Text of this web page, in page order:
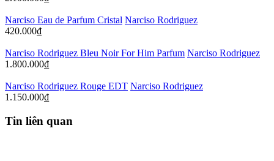
Narciso Eau de Parfum Cristal Narciso Rodriguez
420.000₫
Narciso Rodriguez Bleu Noir For Him Parfum Narciso Rodriguez
1.800.000₫
Narciso Rodriguez Rouge EDT Narciso Rodriguez
1.150.000₫
Tin liên quan